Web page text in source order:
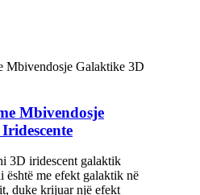
Mbivendosje
3D iridescent galaktik
është me efekt galaktik në
duke krijuar një efekt